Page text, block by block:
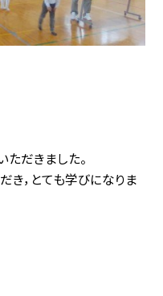
だきました。
き，とても学びになりま